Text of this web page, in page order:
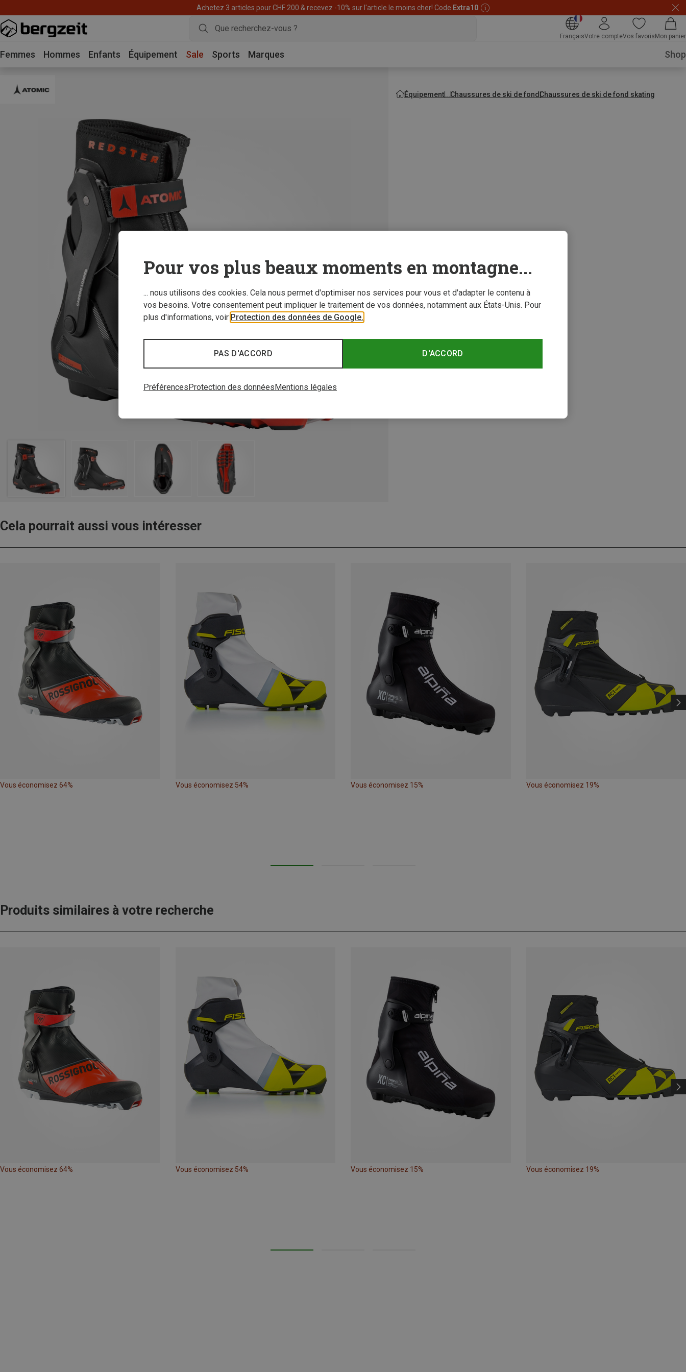
Achetez 3 articles pour CHF 200 & recevez -10% sur l'article le moins cher! Code Extra10
FrançaisVotre compteVos favoris Mon panier
Femmes Hommes Enfants Équipement Sale Sports Marques Shop
Équipement Chaussures de ski de fondChaussures de ski de fond skating
Cela pourrait aussi vous intéresser
Vous économisez 64% Vous économisez 54% Vous économisez 15% Vous économisez 19%
Produits similaires à votre recherche
Vous économisez 64% Vous économisez 54% Vous économisez 15% Vous économisez 19%
Pour vos plus beaux moments en montagne...
... nous utilisons des cookies. Cela nous permet d'optimiser nos services pour vous et d'adapter le contenu à
vos besoins. Votre consentement peut impliquer le traitement de vos données, notamment aux États-Unis. Pour
plus d'informations, voir Protection des données de Google.
D'ACCORD
PAS D'ACCORD
PréférencesProtection des donnéesMentions légales